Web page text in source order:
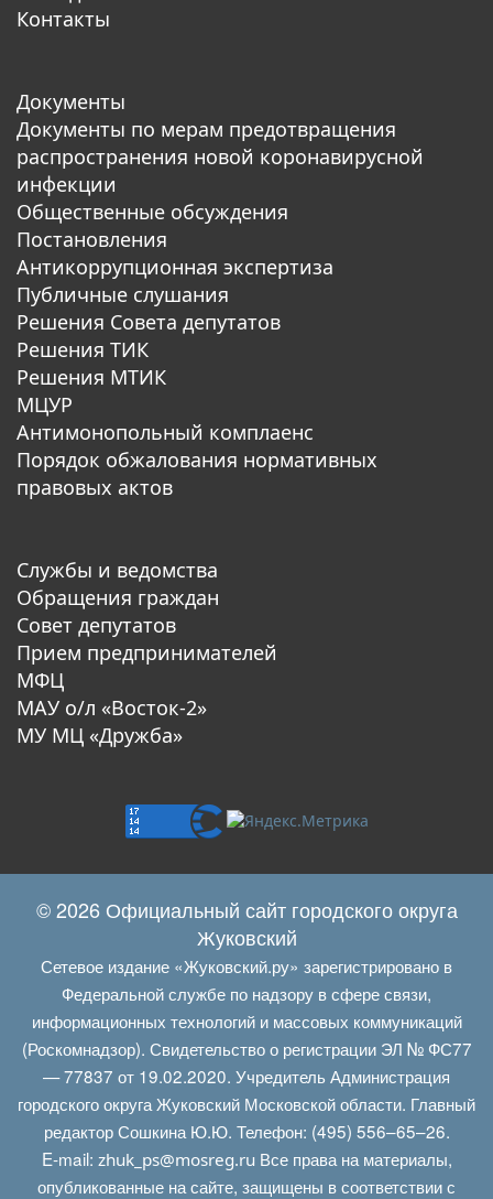
Контакты
Документы
Документы по мерам предотвращения
распространения новой коронавирусной
инфекции
Общественные обсуждения
Постановления
Антикоррупционная экспертиза
Публичные слушания
Решения Совета депутатов
Решения ТИК
Решения МТИК
МЦУР
Антимонопольный комплаенс
Порядок обжалования нормативных
правовых актов
Службы и ведомства
Обращения граждан
Совет депутатов
Прием предпринимателей
МФЦ
МАУ о/л «Восток-2»
МУ МЦ «Дружба»
© 2026 Официальный сайт городского округа
Жуковский
Сетевое издание «Жуковский.ру» зарегистрировано в
Федеральной службе по надзору в сфере связи,
информационных технологий и массовых коммуникаций
(Роскомнадзор). Свидетельство о регистрации ЭЛ № ФС77
— 77837 от 19.02.2020. Учредитель Администрация
городского округа Жуковский Московской области. Главный
редактор Сошкина Ю.Ю. Телефон: (495) 556–65–26.
E‑mail: zhuk_ps@mosreg.ruВсе права на материалы,
опубликованные на сайте, защищены в соответствии с